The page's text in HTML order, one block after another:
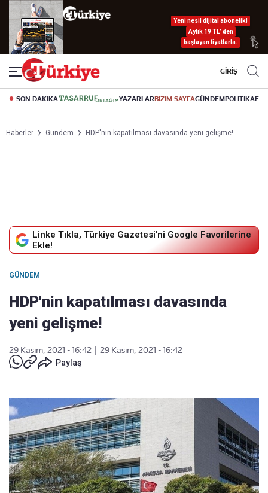
Yeni nesil dijital abonelik!
Aylık 19 TL’ den
başlayan fiyatlarla.
GİRİŞ
SON DAKİKA YAZARLARBİZİM SAYFAGÜNDEMPOLİTİKA
Haberler Gündem HDP'nin kapatılması davasında yeni gelişme!
Linke Tıkla, Türkiye Gazetesi'ni Google Favorilerine
Ekle!
GÜNDEM
HDP'nin kapatılması davasında
yeni gelişme!
29 Kasım, 2021 - 16:42
29 Kasım, 2021 - 16:42
Paylaş